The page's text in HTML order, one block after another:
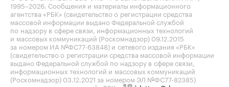
1995–2026 . Сообщения и материалы информационного
агентства «РБК» (свидетельство о регистрации средства
массовой информации выдано Федеральной службой
по надзору в сфере связи, информационных технологий
и массовых коммуникаций (Роскомнадзор) 09.12.2015
за номером ИА №ФС77-63848) и сетевого издания «РБК»
(свидетельство о регистрации средства массовой информации
выдано Федеральной службой по надзору в сфере связи,
информационных технологий и массовых коммуникаций
(Роскомнадзор) 03.12.2021 за номером ЭЛ №ФС77-82385)